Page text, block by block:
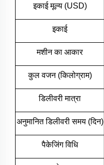
इकाई मूल्य (USD)
इकाई
मशीन का आकार
कुल वजन (किलोग्राम)
डिलीवरी मात्रा
अनुमानित डिलीवरी समय (दिन)
पैकेजिंग विधि